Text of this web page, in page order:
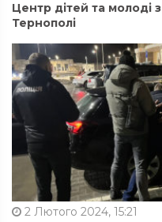
Центр дітей та молоді
Тернополі
2 Лютого 2024, 15:21